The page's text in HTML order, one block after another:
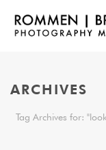
ARCHIVES
Tag Archives for: